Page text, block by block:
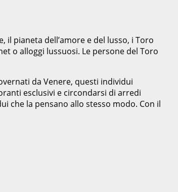
il pianeta dell’amore e del lusso, i Toro
o alloggi lussuosi. Le persone del Toro
da Venere, questi individui
esclusivi e circondarsi di arredi
che la pensano allo stesso modo. Con il